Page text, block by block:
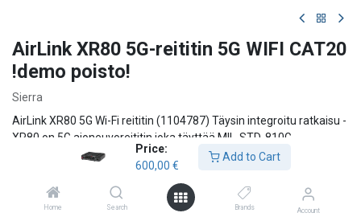
Price:
600,00 €
Add to Cart
Home Search Brands Account
AirLink XR80 5G-reititin 5G WIFI CAT20
!demo poisto!
Sierra
AirLink XR80 5G Wi-Fi reititin (1104787) Täysin integroitu ratkaisu -
XR80 on 5G ajoneuvoreititin joka täyttää MIL-STD-810G
standardin. AirLink XR80 on täysin tuettu, käyttövalmis ratkaisu,
jossa on integroitu laitehallinta ja 24/7 tekninen tuki. AirLink
Connection Manager tarjoaa täydellisen VPN-suojauksen ja AirLink
Professional Services maksimoi järjestelmän suorituskyvyn ja